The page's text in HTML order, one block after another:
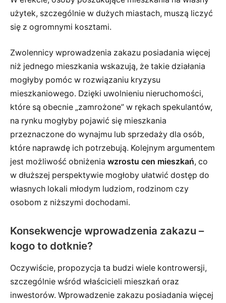
użytek, szczególnie w dużych miastach, muszą liczyć
się z ogromnymi kosztami.
Zwolennicy wprowadzenia zakazu posiadania więcej
niż jednego mieszkania wskazują, że takie działania
mogłyby pomóc w rozwiązaniu kryzysu
mieszkaniowego. Dzięki uwolnieniu nieruchomości,
które są obecnie „zamrożone” w rękach spekulantów,
na rynku mogłyby pojawić się mieszkania
przeznaczone do wynajmu lub sprzedaży dla osób,
które naprawdę ich potrzebują. Kolejnym argumentem
jest możliwość obniżenia wzrostu cen mieszkań, co
w dłuższej perspektywie mogłoby ułatwić dostęp do
własnych lokali młodym ludziom, rodzinom czy
osobom z niższymi dochodami.
Konsekwencje wprowadzenia zakazu –
kogo to dotknie?
Oczywiście, propozycja ta budzi wiele kontrowersji,
szczególnie wśród właścicieli mieszkań oraz
inwestorów. Wprowadzenie zakazu posiadania więcej